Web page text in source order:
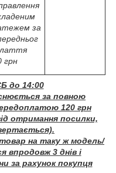
за
грн
до 14:00
за повною
120 грн
отримання посилки,
на таку ж модель/
впродовж 3 днів і
за рахунок покупця